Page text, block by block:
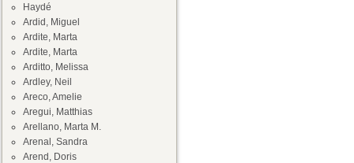
Haydé
Ardid, Miguel
Ardite, Marta
Ardite, Marta
Arditto, Melissa
Ardley, Neil
Areco, Amelie
Aregui, Matthias
Arellano, Marta M.
Arenal, Sandra
Arend, Doris